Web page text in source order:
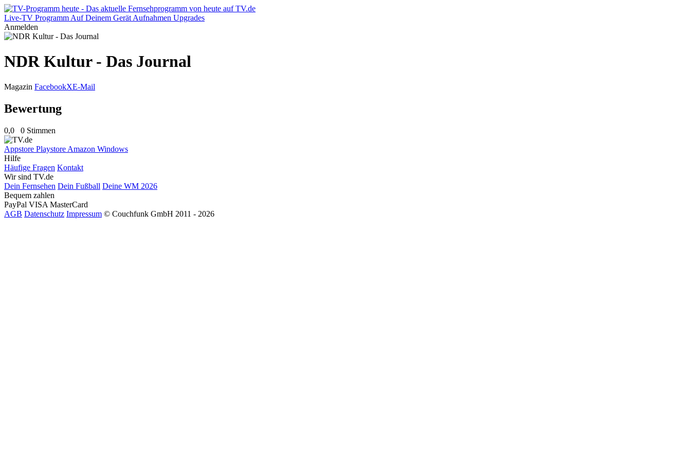
Live-TV Programm Auf Deinem Gerät Aufnahmen Upgrades
Anmelden
NDR Kultur - Das Journal
Magazin FacebookXE-Mail
Bewertung
0,0 0 Stimmen
Appstore Playstore Amazon Windows
Hilfe
Häufige Fragen Kontakt
Wir sind TV.de
Dein Fernsehen Dein Fußball Deine WM 2026
Bequem zahlen
PayPal VISA MasterCard
AGB Datenschutz Impressum © Couchfunk GmbH 2011 - 2026